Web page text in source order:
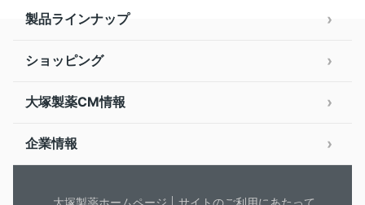
製品ラインナップ
ショッピング
大塚製薬CM情報
企業情報